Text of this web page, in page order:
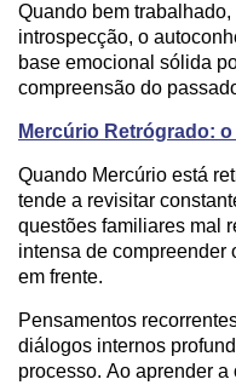
Quando bem
introspecção, o
base emocional sólida
compreensão do
Mercúrio Retrógrado:
Quando Mercúrio está
tende a revisitar
questões familiares mal
intensa de compreender
em frente.
Pensamentos
diálogos internos
processo. Ao aprender